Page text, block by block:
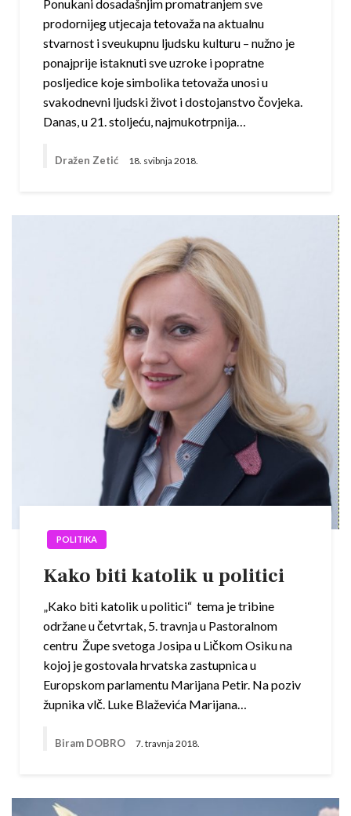
Ponukani dosadašnjim promatranjem sve
prodornijeg utjecaja tetovaža na aktualnu
stvarnost i sveukupnu ljudsku kulturu – nužno je
ponajprije istaknuti sve uzroke i popratne
posljedice koje simbolika tetovaža unosi u
svakodnevni ljudski život i dostojanstvo čovjeka.
Danas, u 21. stoljeću, najmukotrpnija…
Dražen Zetić 18. svibnja 2018.
POLITIKA
Kako biti katolik u politici
„Kako biti katolik u politici“ tema je tribine
održane u četvrtak, 5. travnja u Pastoralnom
centru Župe svetoga Josipa u Ličkom Osiku na
kojoj je gostovala hrvatska zastupnica u
Europskom parlamentu Marijana Petir. Na poziv
župnika vlč. Luke Blaževića Marijana…
Biram DOBRO 7. travnja 2018.